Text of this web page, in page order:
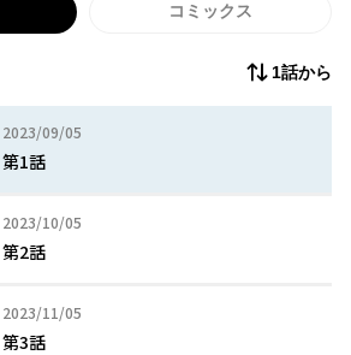
コミックス
1話から
2023/09/05
2023年09月05日
第1話
2023/10/05
2023年10月05日
第2話
2023/11/05
2023年11月05日
第3話